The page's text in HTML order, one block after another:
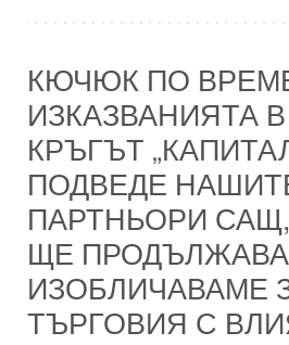
КЮЧЮК ПО
ИЗКАЗВАНИЯТА
КРЪГЪТ
ПОДВЕДЕ
ПАРТНЬОРИ
ЩЕ
ИЗОБЛИЧАВАМЕ
ТЪРГОВИЯ С